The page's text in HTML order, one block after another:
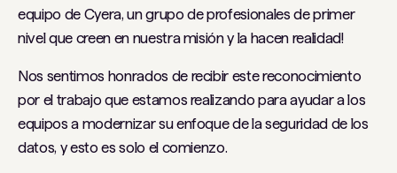
equipo de Cyera, un grupo de profesionales de primer
nivel que creen en nuestra misión y la hacen realidad!
Nos sentimos honrados de recibir este reconocimiento
por el trabajo que estamos realizando para ayudar a los
equipos a modernizar su enfoque de la seguridad de los
datos, y esto es solo el comienzo.